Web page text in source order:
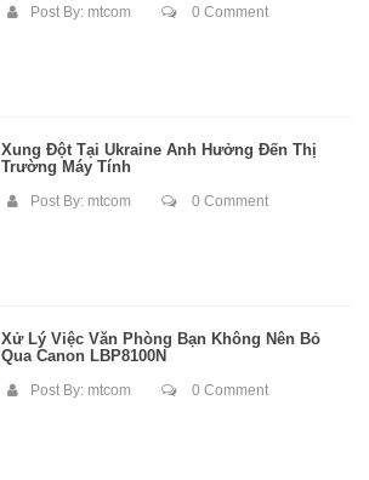
Post By: mtcom 0 Comment
Xung Đột Tại Ukraine Ảnh Hưởng Đến Thị
Trường Máy Tính
Post By: mtcom 0 Comment
Xử Lý Việc Văn Phòng Bạn Không Nên Bỏ
Qua Canon LBP8100N
Post By: mtcom 0 Comment